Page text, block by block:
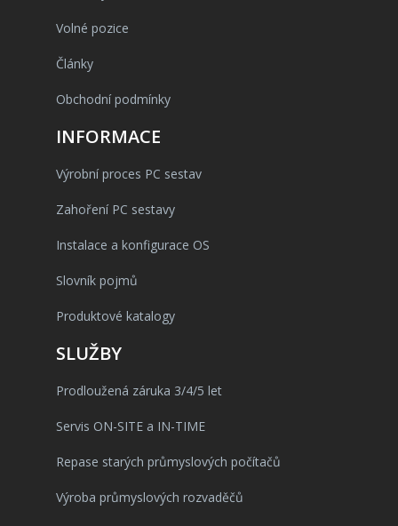
Volné pozice
Články
Obchodní podmínky
INFORMACE
Výrobní proces PC sestav
Zahoření PC sestavy
Instalace a konfigurace OS
Slovník pojmů
Produktové katalogy
SLUŽBY
Prodloužená záruka 3/4/5 let
Servis ON-SITE a IN-TIME
Repase starých průmyslových počítačů
Výroba průmyslových rozvaděčů